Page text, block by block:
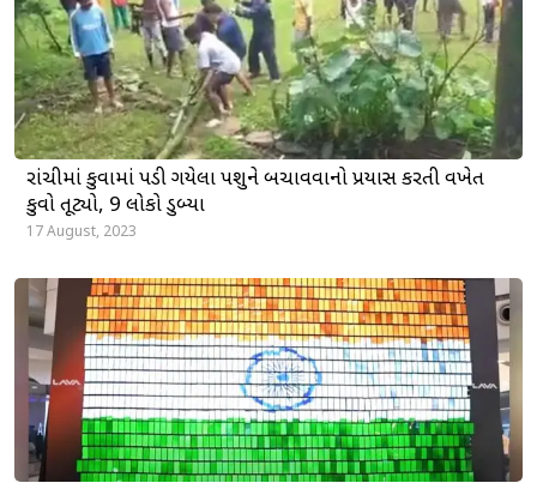
રાંચીમાં કુવામાં પડી ગયેલા પશુને બચાવવાનો પ્રયાસ કરતી વખેત
કુવો તૂટ્યો, 9 લોકો ડુબ્યા
17 August, 2023